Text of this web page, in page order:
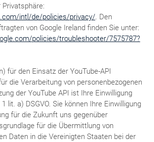
intl/de/policies/privacy/. Den
von Google Ireland finden Sie unter:
policies/troubleshooter/7575787?
für den Einsatz der YouTube-API
die Verarbeitung von personenbezogenen
der YouTube API ist Ihre Einwilligung
lit. a) DSGVO. Sie können Ihre Einwilligung
für die Zukunft uns gegenüber
für die Übermittlung von
Daten in die Vereinigten Staaten bei der